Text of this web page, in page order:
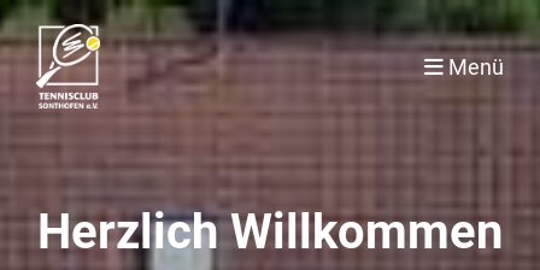
Menü
Herzlich Willkommen